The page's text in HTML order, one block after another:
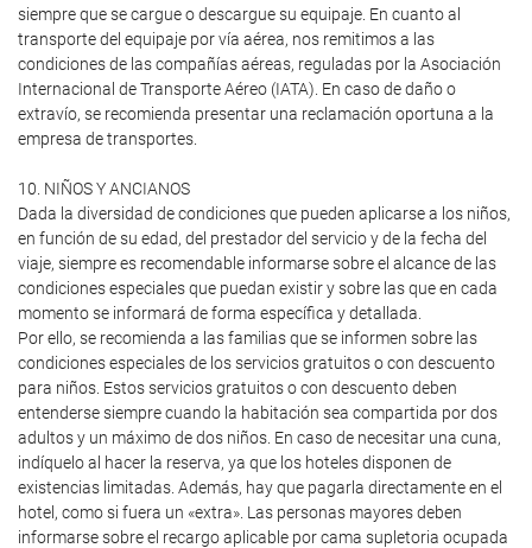
siempre que se cargue o descargue su equipaje. En cuanto al
transporte del equipaje por vía aérea, nos remitimos a las
condiciones de las compañías aéreas, reguladas por la Asociación
Internacional de Transporte Aéreo (IATA). En caso de daño o
extravío, se recomienda presentar una reclamación oportuna a la
empresa de transportes.
10. NIÑOS Y ANCIANOS
Dada la diversidad de condiciones que pueden aplicarse a los niños,
en función de su edad, del prestador del servicio y de la fecha del
viaje, siempre es recomendable informarse sobre el alcance de las
condiciones especiales que puedan existir y sobre las que en cada
momento se informará de forma específica y detallada.
Por ello, se recomienda a las familias que se informen sobre las
condiciones especiales de los servicios gratuitos o con descuento
para niños. Estos servicios gratuitos o con descuento deben
entenderse siempre cuando la habitación sea compartida por dos
adultos y un máximo de dos niños. En caso de necesitar una cuna,
indíquelo al hacer la reserva, ya que los hoteles disponen de
existencias limitadas. Además, hay que pagarla directamente en el
hotel, como si fuera un «extra». Las personas mayores deben
informarse sobre el recargo aplicable por cama supletoria ocupada